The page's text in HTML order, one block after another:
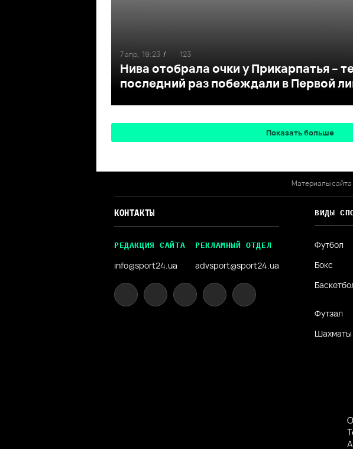
Нива отобрала очки у Прикарпатья –
последний раз побеждали в Первой
7 апр, 19:23 / 123
Показать больше
Материалы сайта
КОНТАКТЫ
РЕДАКЦИЯ САЙТА
info@sport24.ua
РЕКЛАМНЫЙ ОТДЕЛ
advsport@sport24.ua
ВИДЫ
Футбол
Бокс
Футзал
Шахматы